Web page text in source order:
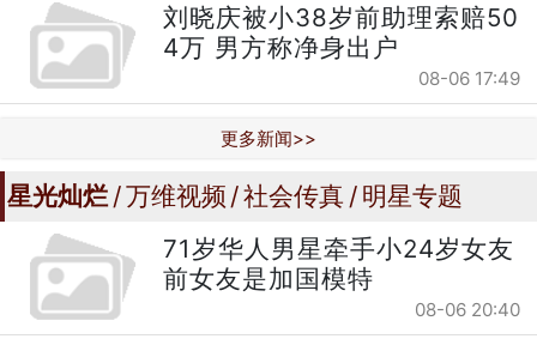
刘晓庆被小38岁前助理索赔50
4万 男方称净身出户
08-06 17:49
更多新闻>>
星光灿烂 万维视频 社会传真
明星专题
71岁华人男星牵手小24岁女友
前女友是加国模特
08-06 20:40